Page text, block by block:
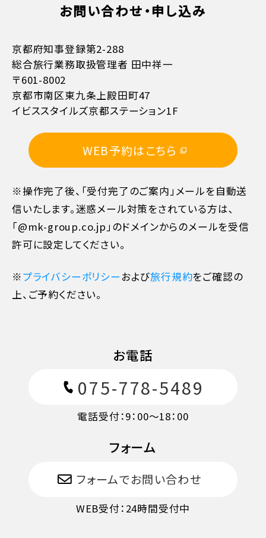
お支払方法詳細はこちら
11日目に当たる日以前
10日目に当たる日以前
7日目に当たる日以前 30%
旅行開始日の前日 40%
旅行開始日の当日 50%
お問い合わせ・申し込み
京都府知事登録第2-288
総合旅行業務取扱管理者 田中祥一
〒601-8002
京都市南区東九条上殿田町47
イビススタイルズ京都ステーション1F
WEB予約はこちら
※操作完了後、「受付完了のご案内」メールを自動送
信いたします。迷惑メール対策をされている方は､
「@mk-group.co.jp」のドメインからのメールを受信
許可に設定してください。
※プライバシーポリシーおよび旅行規約をご確認の
上、ご予約ください。
お電話
075-778-5489
電話受付：9：00〜18：00
フォーム
フォームでお問い合わせ
WEB受付：24時間受付中